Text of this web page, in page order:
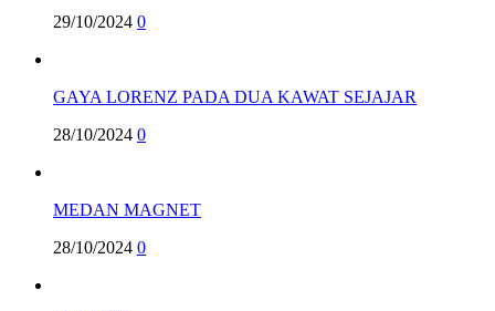
29/10/2024 0
GAYA LORENZ PADA DUA KAWAT SEJAJAR
28/10/2024 0
MEDAN MAGNET
28/10/2024 0